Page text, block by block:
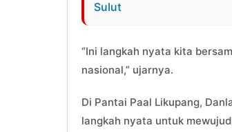
“Ini langkah nyata kita
nasional,” ujarnya.
Di Pantai Paal Likupang,
langkah nyata untuk